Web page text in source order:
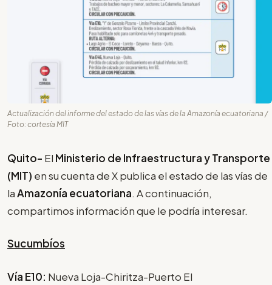
Actualización del informe del estado de las vías de la Amazonía ecuatoriana /
Foto: cortesía MIT
Quito- El Ministerio de Infraestructura y Transporte
(MIT) en su cuenta de X publica el estado de las vías de
laAmazonía ecuatoriana. A continuación,
compartimos información que le podría interesar.
Sucumbíos
Vía E10: Nueva Loja-Chiritza-Puerto El